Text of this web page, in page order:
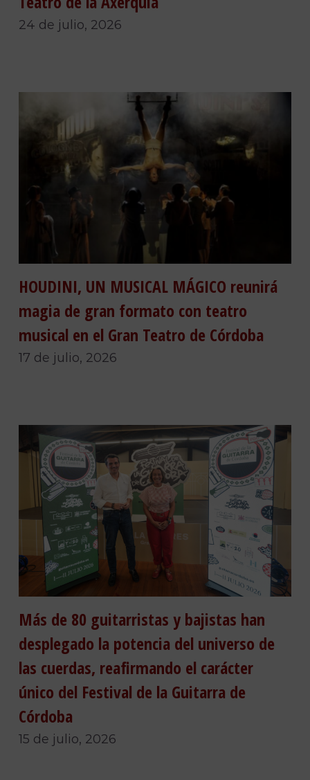
24 de julio, 2026
HOUDINI, UN MUSICAL MÁGICO reunirá
magia de gran formato con teatro
musical en el Gran Teatro de Córdoba
17 de julio, 2026
Más de 80 guitarristas y bajistas han
desplegado la potencia del universo de
las cuerdas, reafirmando el carácter
único del Festival de la Guitarra de
Córdoba
15 de julio, 2026